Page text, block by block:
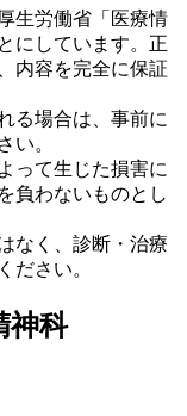
生労働省「医療情
にしています。正
内容を完全に保証
る場合は、事前に
い。
って生じた損害に
負わないものとし
なく、診断・治療
ださい。
神科